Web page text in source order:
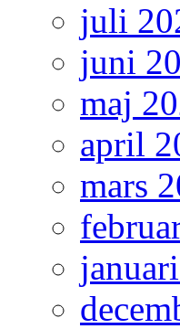
juli
juni
maj
april
mars